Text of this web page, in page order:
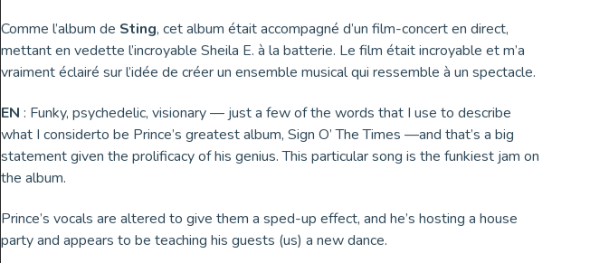
Comme l’album de Sting, cet album était accompagné d’un film-concert en direct,
mettant en vedette l’incroyable Sheila E. à la batterie. Le film était incroyable et m’a
vraiment éclairé sur l’idée de créer un ensemble musical qui ressemble à un spectacle.
EN : Funky, psychedelic, visionary — just a few of the words that I use to describe
what I considerto be Prince’s greatest album, Sign O’ The Times —and that’s a big
statement given the prolificacy of his genius. This particular song is the funkiest jam on
the album.
Prince’s vocals are altered to give them a sped-up effect, and he’s hosting a house
party and appears to be teaching his guests (us) a new dance.